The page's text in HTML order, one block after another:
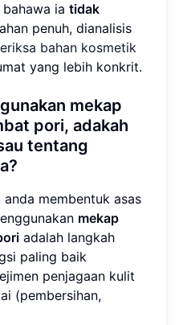
ia tidak
penuh, dianalisis
bahan kosmetik
yang lebih konkrit.
mekap
pori, adakah
tentang
membentuk asas
mekap
adalah langkah
paling baik
penjagaan kulit
(pembersihan,